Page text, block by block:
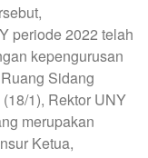
periode 2022 telah
kepengurusan
Sidang
1), Rektor UNY
merupakan
Ketua,